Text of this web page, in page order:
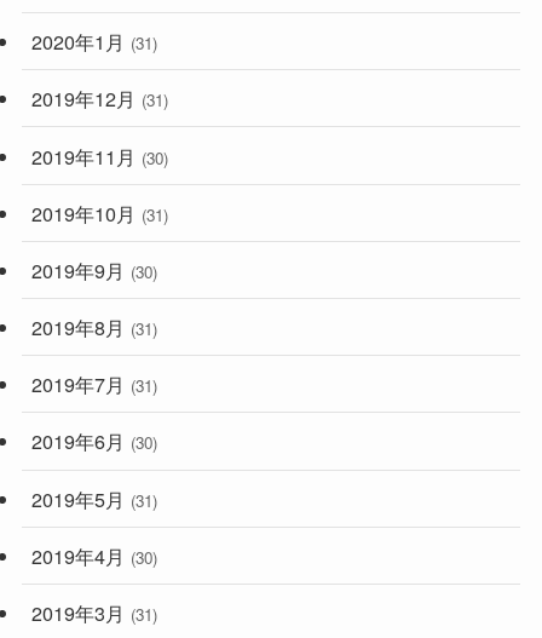
2020年1月 (31)
2019年12月 (31)
2019年11月 (30)
2019年10月 (31)
2019年9月 (30)
2019年8月 (31)
2019年7月 (31)
2019年6月 (30)
2019年5月 (31)
2019年4月 (30)
2019年3月 (31)